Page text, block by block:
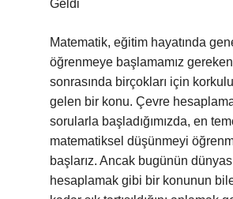
Geldi
Matematik, eğitim hayatında
öğrenmeye başlamamız
sonrasında birçokları için
gelen bir konu. Çevre
sorularla başladığımızda, en
matematiksel düşünmeyi
başlarız. Ancak bugünün
hesaplamak gibi bir konunun